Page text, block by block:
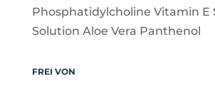
Phosphatidylcholine Vitamin E
Solution Aloe Vera Panthenol
FREI VON